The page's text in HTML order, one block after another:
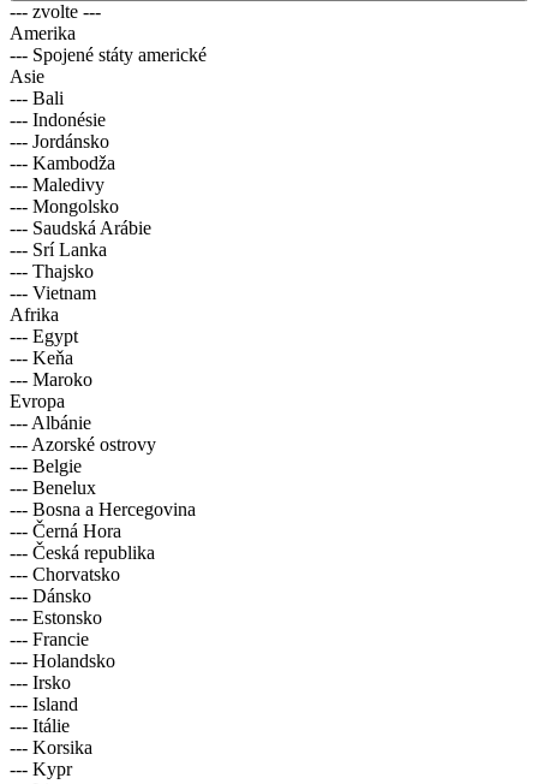
--- zvolte ---
Amerika
--- Spojené státy americké
Asie
--- Bali
--- Indonésie
--- Jordánsko
--- Kambodža
--- Maledivy
--- Mongolsko
--- Saudská Arábie
--- Srí Lanka
--- Thajsko
--- Vietnam
Afrika
--- Egypt
--- Keňa
--- Maroko
Evropa
--- Albánie
--- Azorské ostrovy
--- Belgie
--- Benelux
--- Bosna a Hercegovina
--- Černá Hora
--- Česká republika
--- Chorvatsko
--- Dánsko
--- Estonsko
--- Francie
--- Holandsko
--- Irsko
--- Island
--- Itálie
--- Korsika
--- Kypr